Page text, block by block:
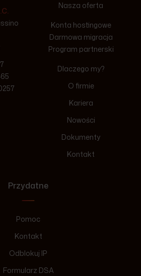
Nasza oferta
Konta hostingowe
Darmowa migracja
Program partnerski
Dlaczego my?
O firmie
Kariera
Nowości
Dokumenty
Kontakt
Przydatne
Pomoc
Kontakt
Odblokuj IP
Formularz DSA